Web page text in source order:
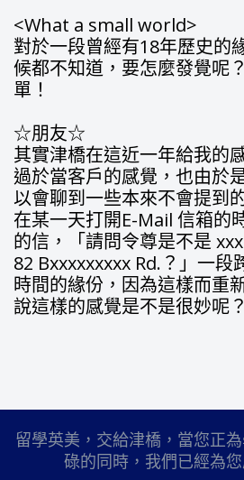
<What a small world>
對於一段曾經有18年歷史的
候都不知道，要怎麼發覺呢
單！
☆朋友☆
其實津橋在這近一年給我的
過於當客戶的感覺，也由於
以會聊到一些本來不會提到
在某一天打開E-Mail 信箱的
的信，「請問令尊是不是
82 Bxxxxxxxxx Rd.？」一段
時間的緣份，因為這樣而重
說這樣的感覺是不是很妙呢？
留學英美，交給津橋，當您正
碌的同時，我們已經為您